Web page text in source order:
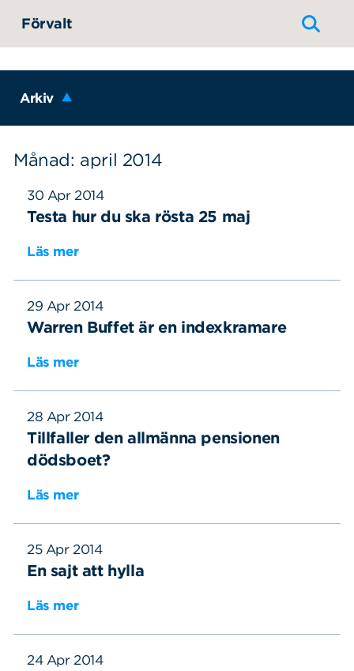
Förvalt
Arkiv
Månad: april 2014
30 Apr 2014
Testa hur du ska rösta 25 maj
Läs mer
29 Apr 2014
Warren Buffet är en indexkramare
Läs mer
28 Apr 2014
Tillfaller den allmänna pensionen
dödsboet?
Läs mer
25 Apr 2014
En sajt att hylla
Läs mer
24 Apr 2014